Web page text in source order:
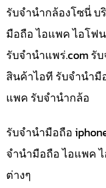
รับจำนำกล้องโซนี่ บ
มือถือ ไอแพค ไอโฟ
รับจํานําแพร่.com รั
สินค้าไอที รับจำนำ
แพค รับจำนำกล้อ
รับจำนำมือถือ
จำนำมือถือ ไอแพค
ต่างๆ